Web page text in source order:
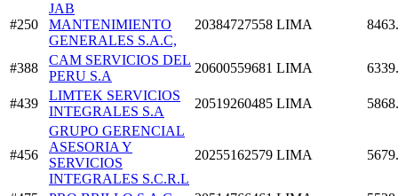
#250
JAB
MANTENIMIENTO
GENERALES S.A.C,
20384727558 LIMA
#388
CAM SERVICIOS DEL
PERU S.A
20600559681 LIMA
#439
LIMTEK SERVICIOS
INTEGRALES S.A
20519260485 LIMA
#456
GRUPO GERENCIAL
ASESORIA Y
SERVICIOS
INTEGRALES S.C.R.L
20255162579 LIMA